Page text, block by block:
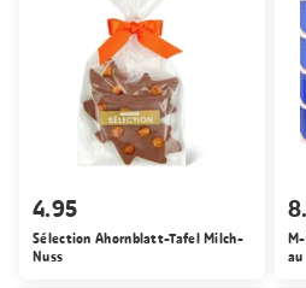
4.95
Sélection Ahornblatt-Tafel Milch-
Nuss